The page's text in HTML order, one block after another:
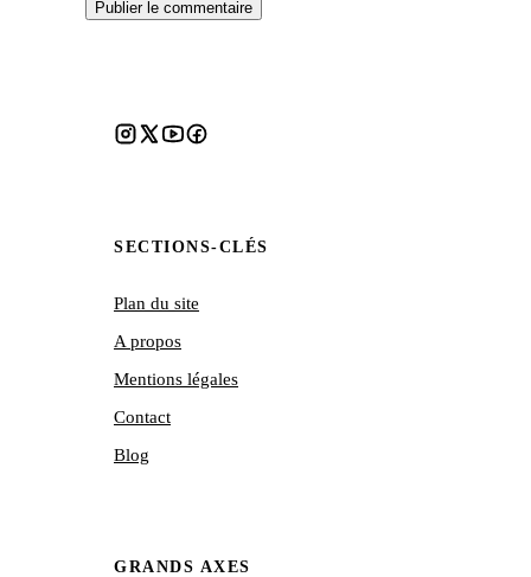
SECTIONS-CLÉS
Plan du site
A propos
Mentions légales
Contact
Blog
GRANDS AXES